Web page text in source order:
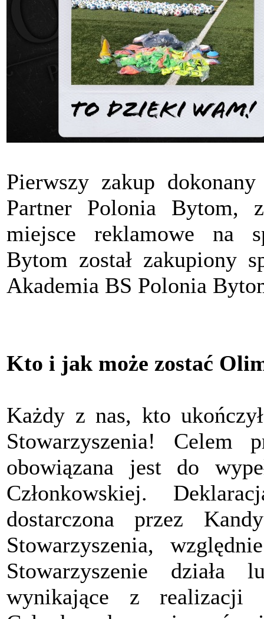
Pierwszy zakup
Partner Polonia Bytom,
miejsce reklamowe na
Bytom został zakupiony
Akademia BS Polonia
Kto i jak może zostać
Każdy z nas, kto
Stowarzyszenia! Celem
obowiązana jest do
Członkowskiej.
dostarczona przez
Stowarzyszenia,
Stowarzyszenie działa
wynikające z realizacji